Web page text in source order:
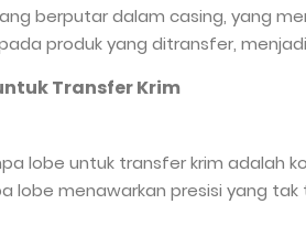
berputar dalam casing, yang
produk yang ditransfer,
Transfer Krim
untuk transfer krim adalah
lobe menawarkan presisi yang tak